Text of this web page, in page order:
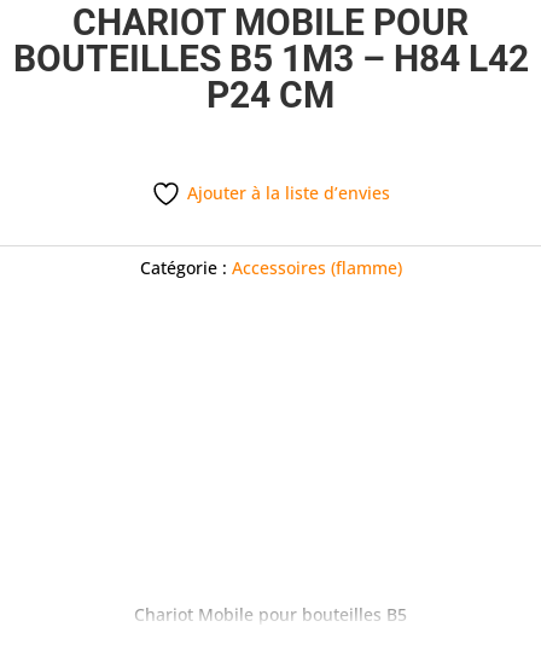
CHARIOT MOBILE POUR
BOUTEILLES B5 1M3 – H84 L42
P24 CM
Ajouter à la liste d’envies
Catégorie : Accessoires (flamme)
Chariot Mobile pour bouteilles B5